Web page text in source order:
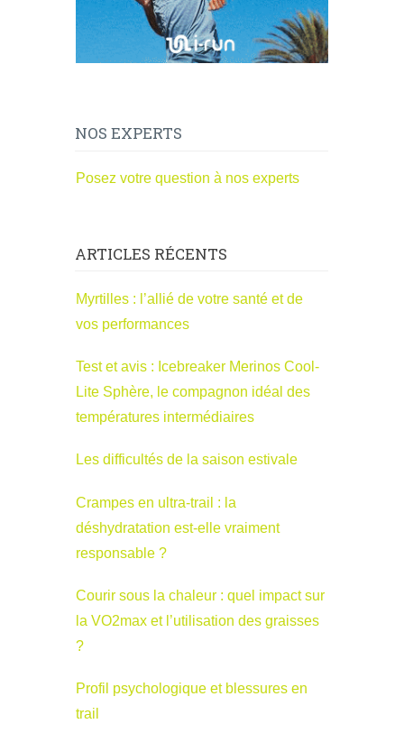
NOS EXPERTS
Posez votre question à nos experts
ARTICLES RÉCENTS
Myrtilles : l’allié de votre santé et de
vos performances
Test et avis : Icebreaker Merinos Cool-
Lite Sphère, le compagnon idéal des
températures intermédiaires
Les difficultés de la saison estivale
Crampes en ultra-trail : la
déshydratation est-elle vraiment
responsable ?
Courir sous la chaleur : quel impact sur
la VO2max et l’utilisation des graisses
?
Profil psychologique et blessures en
trail